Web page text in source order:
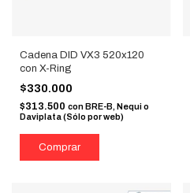
Cadena DID VX3 520x120
con X-Ring
$330.000
$313.500 conBRE-B, Nequi o
Daviplata (Sólo por web)